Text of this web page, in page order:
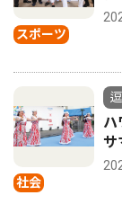
スポーツ
社会
ハ
サ